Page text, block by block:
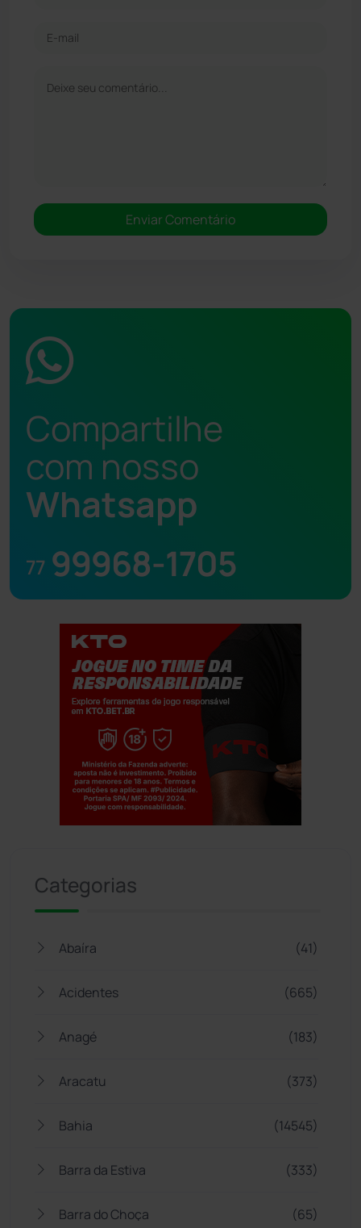
Compartilhe
com nosso
Whatsapp
77 99968-1705
Categorias
Abaíra (41)
Acidentes (665)
Anagé (183)
Aracatu (373)
Bahia (14545)
Barra da Estiva (333)
Barra do Choça (65)